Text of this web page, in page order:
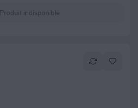
Produit indisponible